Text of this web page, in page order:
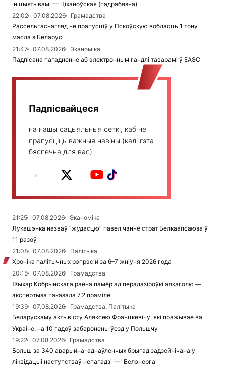
ініцыятывамі — Ціханоўская (падрабязна)
22:02
07.08.2026
Грамадства
Рассельгаснагляд не прапусціў у Пскоўскую вобласць 1 тону
масла з Беларусі
21:47
07.08.2026
Эканоміка
Падпісана пагадненне аб электронным гандлі таварамі ў ЕАЭС
Падпісвайцеся
на нашы сацыяльныя сеткі, каб не
прапусціць важныя навіны (калі гэта
бяспечна для вас)
21:25 07.08.2026
Эканоміка
Лукашэнка назваў “жудасцю” павелічэнне страт Белкаапсаюза ў
11 разоў
21:08
07.08.2026
Палітыка
Хроніка палітычных рэпрэсій за 6–7 жніўня 2026 года
20:15
07.08.2026
Грамадства
Жыхар Кобрынскага раёна памёр ад перадазіроўкі алкаголю —
экспертыза паказала 7,2 праміле
19:39
07.08.2026
Грамадства, Палітыка
Беларускаму актывісту Аляксею Францкевічу, які пражывае ва
Украіне, на 10 гадоў забаронены ўезд у Польшчу
19:22
07.08.2026
Грамадства
Больш за 340 аварыйна-аднаўленчых брыгад задзейнічана ў
ліквідацыі наступстваў непагадзі — "Белэнерга"